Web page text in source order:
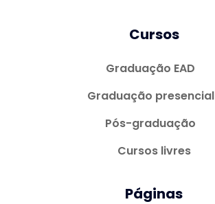
Cursos
Graduação EAD
Graduação presencial
Pós-graduação
Cursos livres
Páginas